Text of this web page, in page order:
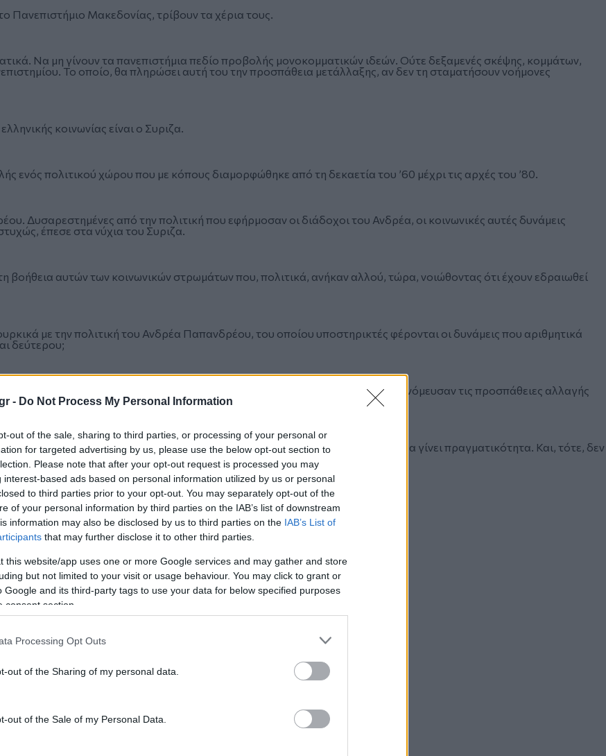
- Do Not Process My Personal Information
out of the sale, sharing to third parties, or processing of your personal or
for targeted advertising by us, please use the below opt-out section to
Please note that after your opt-out request is processed you may
interest-based ads based on personal information utilized by us or personal
to third parties prior to your opt-out. You may separately opt-out of the
of your personal information by third parties on the IAB’s list of downstream
information may also be disclosed by us to third parties on the IAB’s List of
that may further disclose it to other third parties.
this website/app uses one or more Google services and may gather and store
but not limited to your visit or usage behaviour. You may click to grant or
Google and its third-party tags to use your data for below specified purposes
consent section.
Processing Opt Outs
out of the Sharing of my personal data.
out of the Sale of my Personal Data.
Πανεπιστήμιο Μακεδονίας, τρίβουν τα χέρια τους.
Να μη γίνουν τα πανεπιστήμια πεδίο προβολής μονοκομματικών ιδεών. Ούτε δεξαμενές σκέψης, κομμάτων,
Το οποίο, θα πληρώσει αυτή του την προσπάθεια μετάλλαξης, αν δεν τη σταματήσουν νοήμονες
κοινωνίας είναι ο Συριζα.
ενός πολιτικού χώρου που με κόπους διαμορφώθηκε από τη δεκαετία του ’60 μέχρι τις αρχές του ’80.
Δυσαρεστημένες από την πολιτική που εφήρμοσαν οι διάδοχοι του Ανδρέα, οι κοινωνικές αυτές δυνάμεις
έπεσε στα νύχια του Συριζα.
βοήθεια αυτών των κοινωνικών στρωμάτων που, πολιτικά, ανήκαν αλλού, τώρα, νοιώθοντας ότι έχουν εδραιωθεί
με την πολιτική του Ανδρέα Παπανδρέου, του οποίου υποστηρικτές φέρονται οι δυνάμεις που αριθμητικά
δεύτερου;
και διαλυτικών τάσεων που υπήρχαν στο ΠΑΣΟΚ. Των δυνάμεων που υπονόμευσαν τις προσπάθειες αλλαγής
διαδόχων του ιδρυτή του ΠΑΣΟΚ.
Φάρμας των Ζώων. Αν δεν υπάρξει κίνημα εναντίον της Φάρμας, ο εφιάλτης θα γίνει πραγματικότητα. Και, τότε, δεν